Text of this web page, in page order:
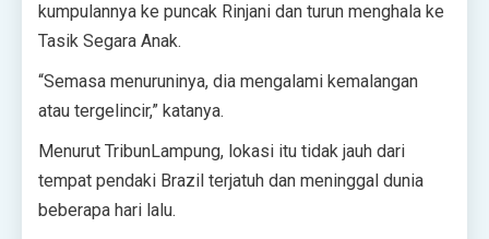
kumpulannya ke puncak Rinjani dan turun menghala ke
Tasik Segara Anak.
“Semasa menuruninya, dia mengalami kemalangan
atau tergelincir,” katanya.
Menurut TribunLampung, lokasi itu tidak jauh dari
tempat pendaki Brazil terjatuh dan meninggal dunia
beberapa hari lalu.